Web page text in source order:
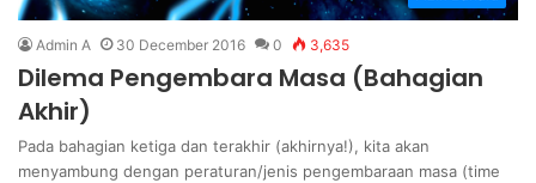
Admin A 30 December 2016 0 3,635
Dilema Pengembara Masa (Bahagian
Akhir)
Pada bahagian ketiga dan terakhir (akhirnya!), kita akan
menyambung dengan peraturan/jenis pengembaraan masa (time